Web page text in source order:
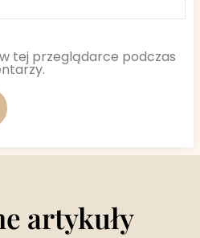
tej przeglądarce podczas
artykuły